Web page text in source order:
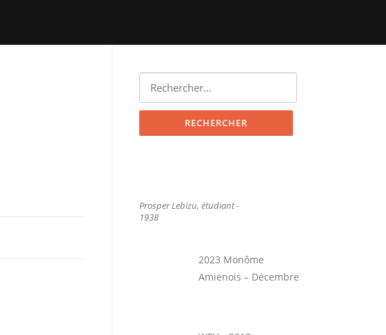
Rechercher :
Prosper Lebizu, étudiant -
1938
2023 Monôme
Amienois – Décembre